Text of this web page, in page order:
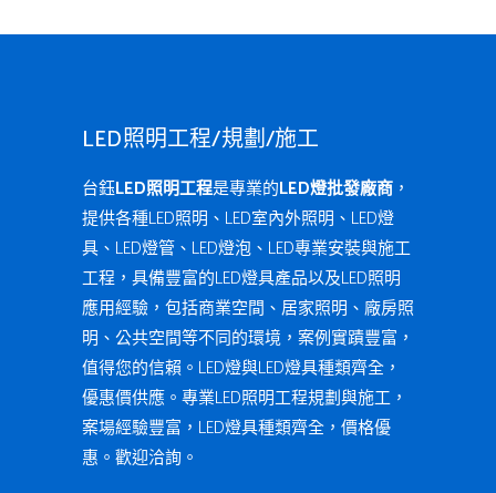
LED照明工程/規劃/施工
台鈺LED照明工程是專業的LED燈批發廠商 ，
提供各種LED照明、LED室內外照明、LED燈
具、LED燈管、LED燈泡、LED專業安裝與施工
工程，具備豐富的LED燈具產品以及LED照明
應用經驗，包括商業空間、居家照明、廠房照
明、公共空間等不同的環境，案例實蹟豐富，
值得您的信賴。LED燈與LED燈具種類齊全，
優惠價供應。專業LED照明工程規劃與施工，
案場經驗豐富，LED燈具種類齊全，價格優
惠。歡迎洽詢。